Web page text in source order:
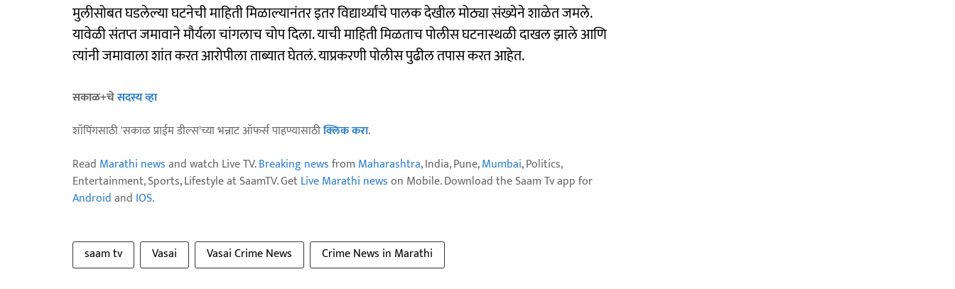
मुलीसोबत घडलेल्या घटनेची माहिती मिळाल्यानंतर इतर विद्यार्थ्यांचे पालक देखील मोठ्या संख्येने शाळेत जमले.
यावेळी संतप्त जमावाने मौर्यला चांगलाच चोप दिला. याची माहिती मिळताच पोलीस घटनास्थळी दाखल झाले आणि
त्यांनी जमावाला शांत करत आरोपीला ताब्यात घेतलं. याप्रकरणी पोलीस पुढील तपास करत आहेत.
सकाळ+चेसदस्य व्हा
शॉपिंगसाठी 'सकाळ प्राईम डील्स'च्या भन्नाट ऑफर्स पाहण्यासाठीक्लिक करा.
Read Marathi newsand watch Live TV.Breaking newsfrom Maharashtra, India, Pune,Mumbai, Politics,
Entertainment, Sports, Lifestyle at SaamTV. GetLive Marathi newson Mobile. Download the Saam Tv app for
Androidand IOS.
saam tv Vasai Vasai Crime News Crime News in Marathi